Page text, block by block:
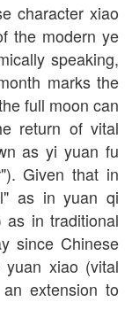
character xiao
the modern ye
speaking,
marks the
full moon can
return of vital
as yi yuan fu
Given that in
as in yuan qi
as in traditional
since Chinese
xiao (vital
extension to